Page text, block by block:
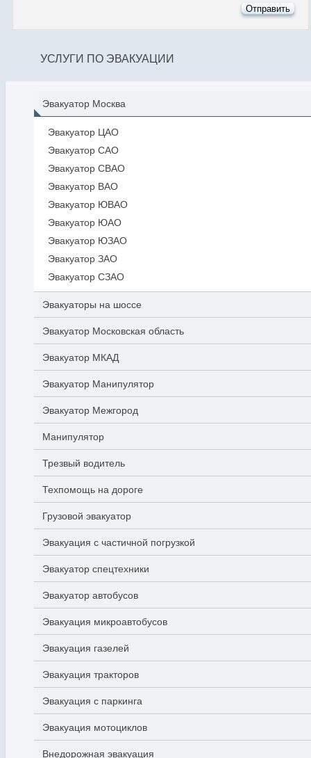
УСЛУГИ ПО ЭВАКУАЦИИ
Эвакуатор Москва
Эвакуатор ЦАО
Эвакуатор САО
Эвакуатор СВАО
Эвакуатор ВАО
Эвакуатор ЮВАО
Эвакуатор ЮАО
Эвакуатор ЮЗАО
Эвакуатор ЗАО
Эвакуатор СЗАО
Эвакуаторы на шоссе
Эвакуатор Московская область
Эвакуатор МКАД
Эвакуатор Манипулятор
Эвакуатор Межгород
Манипулятор
Трезвый водитель
Техпомощь на дороге
Грузовой эвакуатор
Эвакуация с частичной погрузкой
Эвакуатор спецтехники
Эвакуатор автобусов
Эвакуация микроавтобусов
Эвакуация газелей
Эвакуация тракторов
Эвакуация с паркинга
Эвакуация мотоциклов
Внедорожная эвакуация